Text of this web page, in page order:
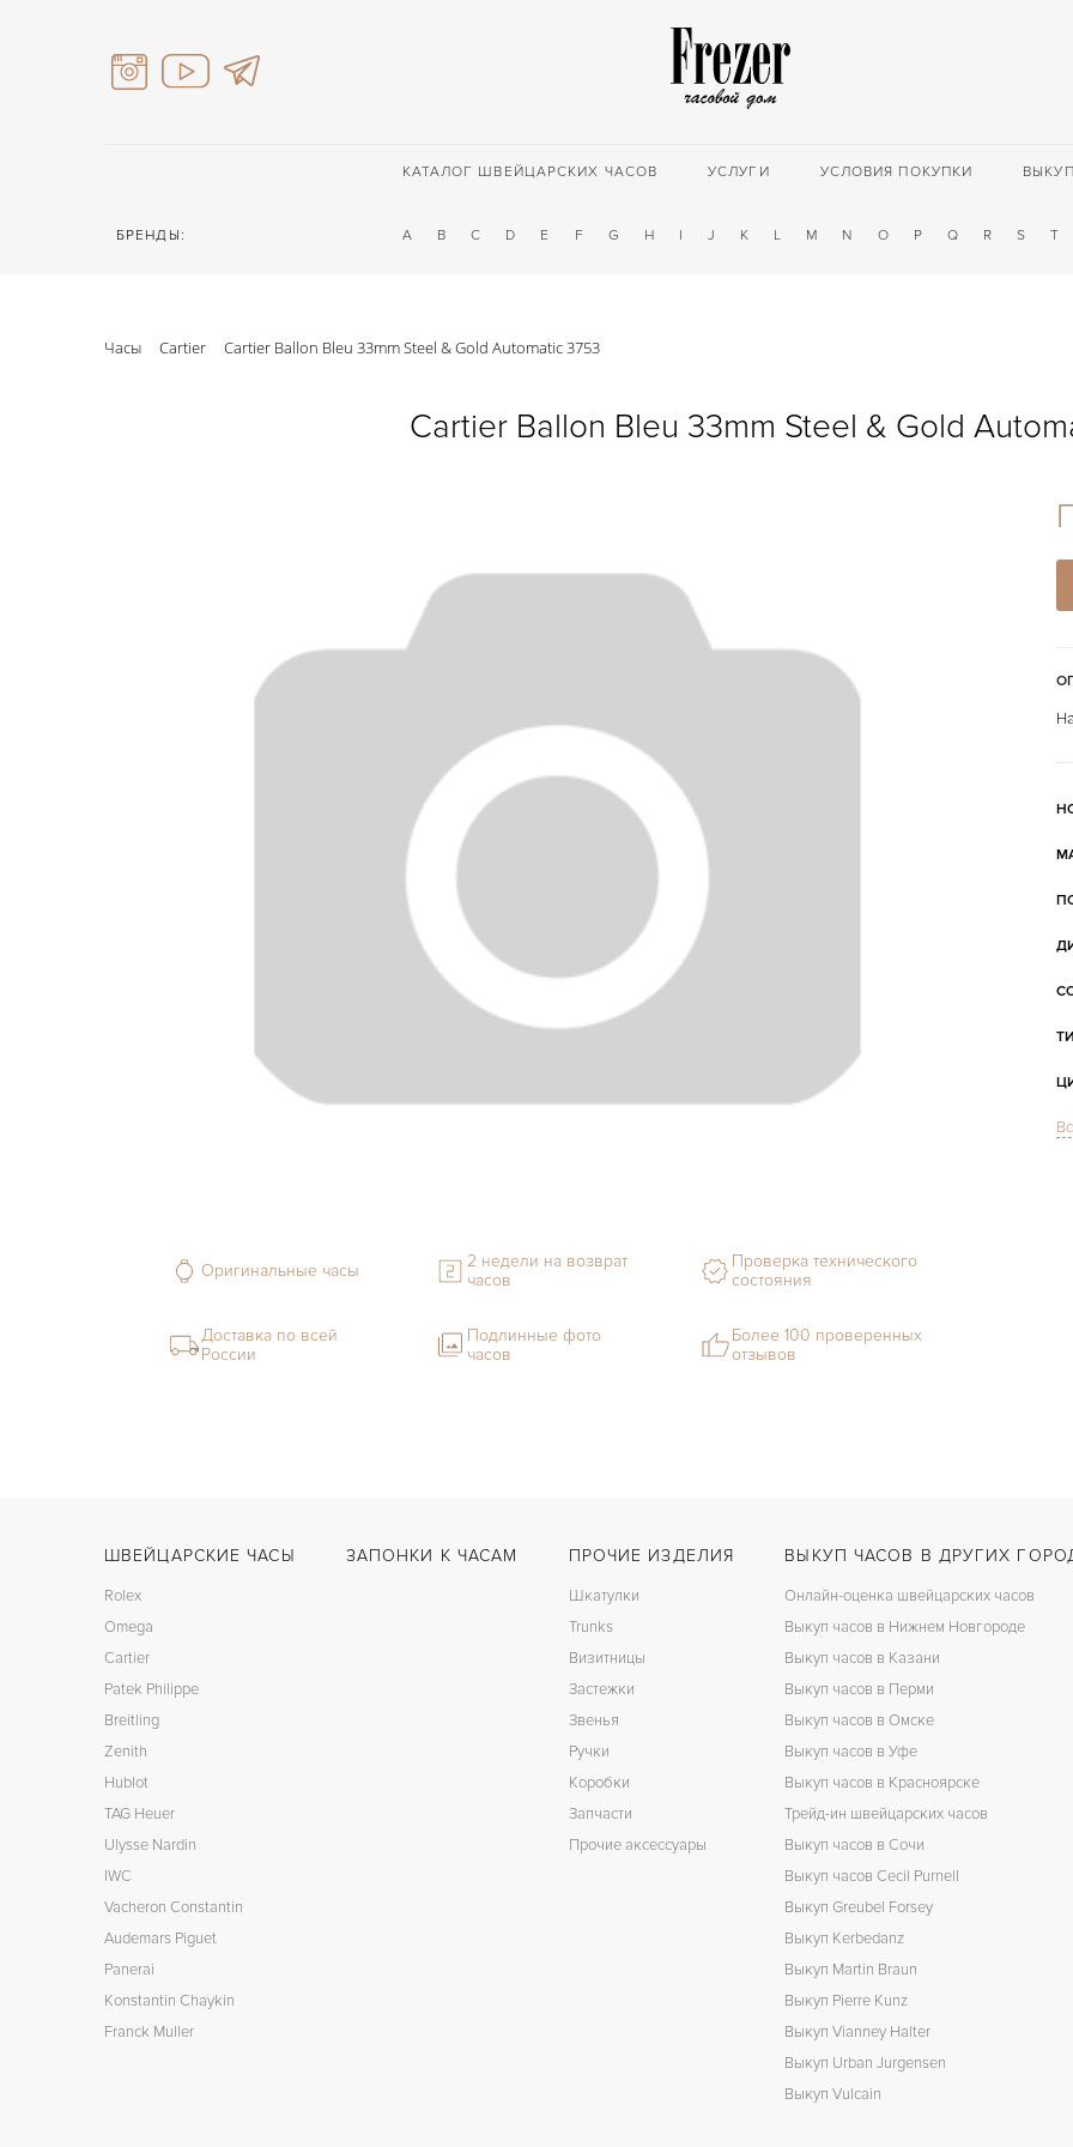
КАТАЛОГ ШВЕЙЦАРСКИХ ЧАСОВ УСЛУГИ УСЛОВИЯ ПОКУПКИ ВЫКУП
БРЕНДЫ: A B C D E F G H I J K L M N O P Q R S T
Часы Cartier Cartier Ballon Bleu 33mm Steel & Gold Automatic 3753
Cartier Ballon Bleu 33mm Steel & Gold
Оригинальные часы
2 недели на возврат
часов
Проверка технического
состояния
Доставка по всей
России
Подлинные фото
часов
Более 100 проверенных
отзывов
ШВЕЙЦАРСКИЕ ЧАСЫ
Rolex
Omega
Cartier
Patek Philippe
Breitling
Zenith
Hublot
TAG Heuer
Ulysse Nardin
IWC
Vacheron Constantin
Audemars Piguet
Panerai
Konstantin Chaykin
Franck Muller
ЗАПОНКИ К ЧАСАМ ПРОЧИЕ ИЗДЕЛИЯ
Шкатулки
Trunks
Визитницы
Застежки
Звенья
Ручки
Коробки
Запчасти
Прочие аксессуары
ВЫКУП ЧАСОВ В ДРУГИХ
Онлайн-оценка швейцарских часов
Выкуп часов в Нижнем Новгороде
Выкуп часов в Казани
Выкуп часов в Перми
Выкуп часов в Омске
Выкуп часов в Уфе
Выкуп часов в Красноярске
Трейд-ин швейцарских часов
Выкуп часов в Сочи
Выкуп часов Cecil Purnell
Выкуп Greubel Forsey
Выкуп Kerbedanz
Выкуп Martin Braun
Выкуп Pierre Kunz
Выкуп Vianney Halter
Выкуп Urban Jurgensen
Выкуп Vulcain